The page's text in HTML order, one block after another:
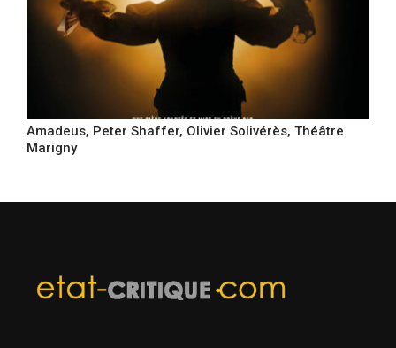
Amadeus, Peter Shaffer, Olivier Solivérès, Théâtre
Marigny